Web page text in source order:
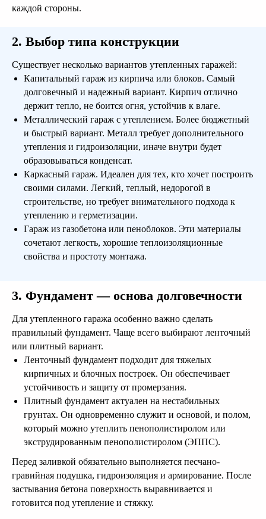
каждой стороны.
2. Выбор типа конструкции
Существует несколько вариантов утепленных гаражей:
Капитальный гараж из кирпича или блоков. Самый
долговечный и надежный вариант. Кирпич отлично
держит тепло, не боится огня, устойчив к влаге.
Металлический гараж с утеплением. Более бюджетный
и быстрый вариант. Металл требует дополнительного
утепления и гидроизоляции, иначе внутри будет
образовываться конденсат.
Каркасный гараж. Идеален для тех, кто хочет построить
своими силами. Легкий, теплый, недорогой в
строительстве, но требует внимательного подхода к
утеплению и герметизации.
Гараж из газобетона или пеноблоков. Эти материалы
сочетают легкость, хорошие теплоизоляционные
свойства и простоту монтажа.
3. Фундамент — основа долговечности
Для утепленного гаража особенно важно сделать
правильный фундамент. Чаще всего выбирают ленточный
или плитный вариант.
Ленточный фундамент подходит для тяжелых
кирпичных и блочных построек. Он обеспечивает
устойчивость и защиту от промерзания.
Плитный фундамент актуален на нестабильных
грунтах. Он одновременно служит и основой, и полом,
который можно утеплить пенополистиролом или
экструдированным пенополистиролом (ЭППС).
Перед заливкой обязательно выполняется песчано-
гравийная подушка, гидроизоляция и армирование. После
застывания бетона поверхность выравнивается и
готовится под утепление и стяжку.